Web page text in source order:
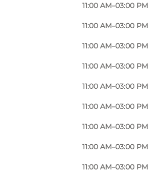
11:00 AM–03:00 PM
11:00 AM–03:00 PM
11:00 AM–03:00 PM
11:00 AM–03:00 PM
11:00 AM–03:00 PM
11:00 AM–03:00 PM
11:00 AM–03:00 PM
11:00 AM–03:00 PM
11:00 AM–03:00 PM